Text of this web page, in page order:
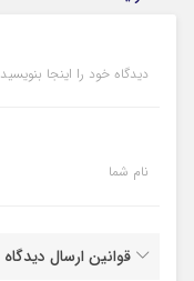
دیدگاه خود را اینجا بنویسید
نام شما
قوانین ارسال دیدگاه